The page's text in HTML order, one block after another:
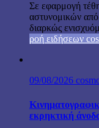
Σε εφαρμογή
αστυνομικών από
διαρκώς
ροή ειδήσεων
09/08/2026
εκρηκτική